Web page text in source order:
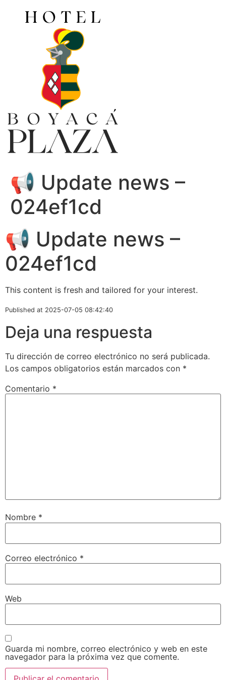
📢 Update news –
024ef1cd
📢 Update news –
024ef1cd
This content is fresh and tailored for your interest.
Published at 2025-07-05 08:42:40
Deja una respuesta
Tu dirección de correo electrónico no será publicada.
Los campos obligatorios están marcados con *
Comentario *
Nombre *
Correo electrónico *
Web
Guarda mi nombre, correo electrónico y web en este
navegador para la próxima vez que comente.